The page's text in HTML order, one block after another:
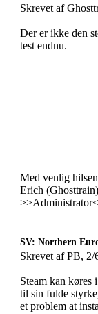
Skrevet af
Der er ikke den
test endnu.
Med venlig hilsen
Erich
SV: Northern
Skrevet af PB,
Steam kan køres
til sin fulde
et problem at